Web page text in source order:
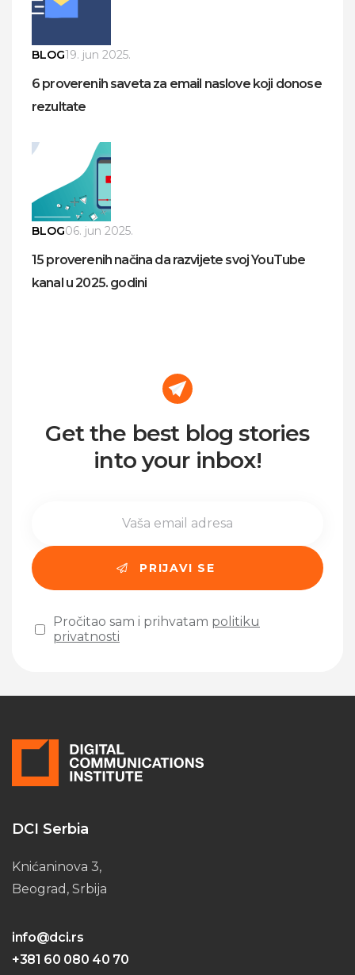
BLOG19. jun 2025.
6 proverenih saveta za email naslove koji donose
rezultate
BLOG06. jun 2025.
15 proverenih načina da razvijete svoj YouTube
kanal u 2025. godini
Get the best blog stories
into your inbox!
Pročitao sam i prihvatam politiku
privatnosti
DCI Serbia
Knićaninova 3,
Beograd, Srbija
info@dci.rs
+381 60 080 40 70